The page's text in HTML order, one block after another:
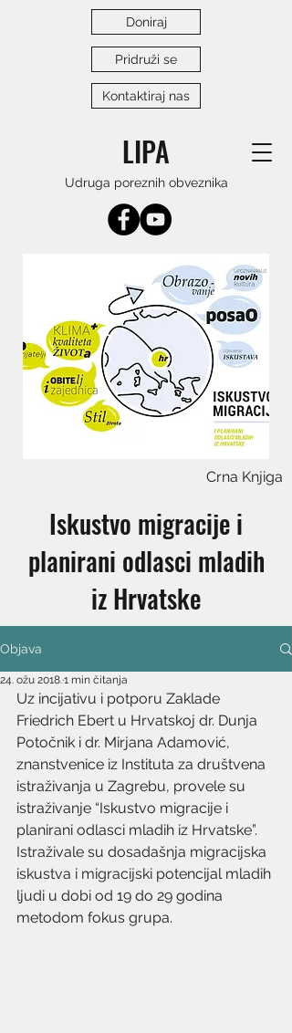
LIPA
Udruga poreznih obveznika
Doniraj
Pridruži se
Kontaktiraj nas
Crna Knjiga
Iskustvo migracije i
planirani odlasci mladih
iz Hrvatske
Objava
24. ožu 2018.1 min čitanja
Uz incijativu i potporu Zaklade
Friedrich Ebert u Hrvatskoj dr. Dunja
Potočnik i dr. Mirjana Adamović,
znanstvenice iz Instituta za društvena
istraživanja u Zagrebu, provele su
istraživanje “Iskustvo migracije i
planirani odlasci mladih iz Hrvatske”.
Istraživale su dosadašnja migracijska
iskustva i migracijski potencijal mladih
ljudi u dobi od 19 do 29 godina
metodom fokus grupa.